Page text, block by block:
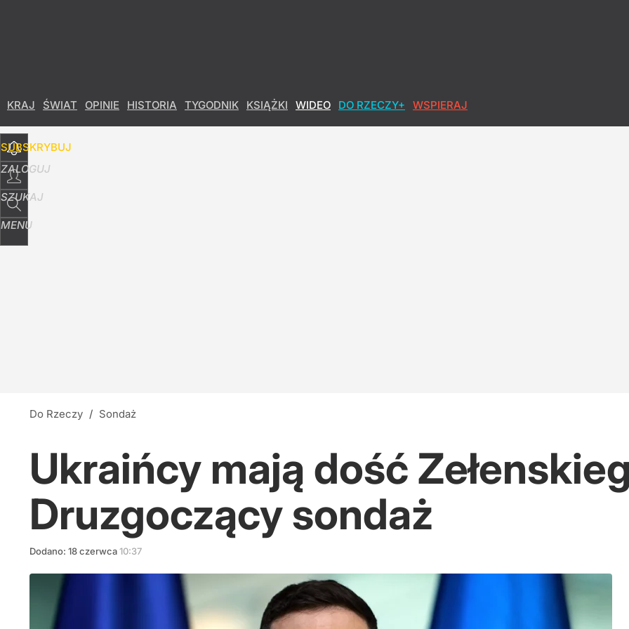
KRAJ ŚWIAT OPINIE HISTORIA TYGODNIK KSIĄŻKI WIDEO DO RZECZY+ WSPIERAJ
SUBSKRYBUJ
ZALOGUJ
SZUKAJ
MENU
Do Rzeczy / Sondaż
Ukraińcy mają dość
Druzgoczący sondaż
Dodano: 18czerwca10:37